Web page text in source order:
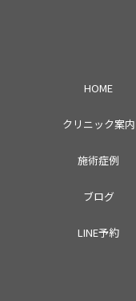
HOME
クリニック案内
施術症例
ブログ
LINE予約